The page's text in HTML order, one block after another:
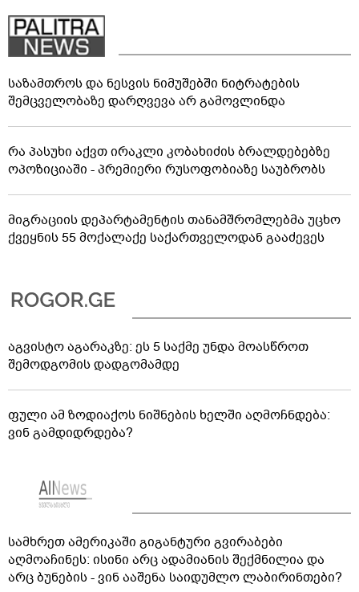
საზამთროს და ნესვის ნიმუშებში ნიტრატების
შემცველობაზე დარღვევა არ გამოვლინდა
რა პასუხი აქვთ ირაკლი კობახიძის ბრალდებებზე
ოპოზიციაში - პრემიერი რუსოფობიაზე საუბრობს
მიგრაციის დეპარტამენტის თანამშრომლებმა უცხო
ქვეყნის 55 მოქალაქე საქართველოდან გააძევეს
აგვისტო აგარაკზე: ეს 5 საქმე უნდა მოასწროთ
შემოდგომის დადგომამდე
ფული ამ ზოდიაქოს ნიშნების ხელში აღმოჩნდება:
ვინ გამდიდრდება?
სამხრეთ ამერიკაში გიგანტური გვირაბები
აღმოაჩინეს: ისინი არც ადამიანის შექმნილია და
არც ბუნების - ვინ ააშენა საიდუმლო ლაბირინთები?